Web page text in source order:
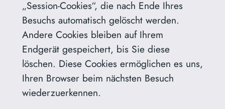
„Session-Cookies“, die nach Ende Ihres
Besuchs automatisch gelöscht werden.
Andere Cookies bleiben auf Ihrem
Endgerät gespeichert, bis Sie diese
löschen. Diese Cookies ermöglichen es uns,
Ihren Browser beim nächsten Besuch
wiederzuerkennen.